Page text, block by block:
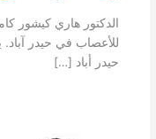
الدكتور هاري كيشور
للأعصاب في حيدر آباد.
حيدر أباد […]